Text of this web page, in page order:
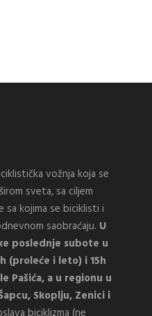
vožnja koja se
sveta, sa ciljem
sa kojima se biciklisti i
saobraćaju. U
poslednje subote u
(proleće i leto) i 15h
Pašića, a u regionu u
Skoplju, Zenici i